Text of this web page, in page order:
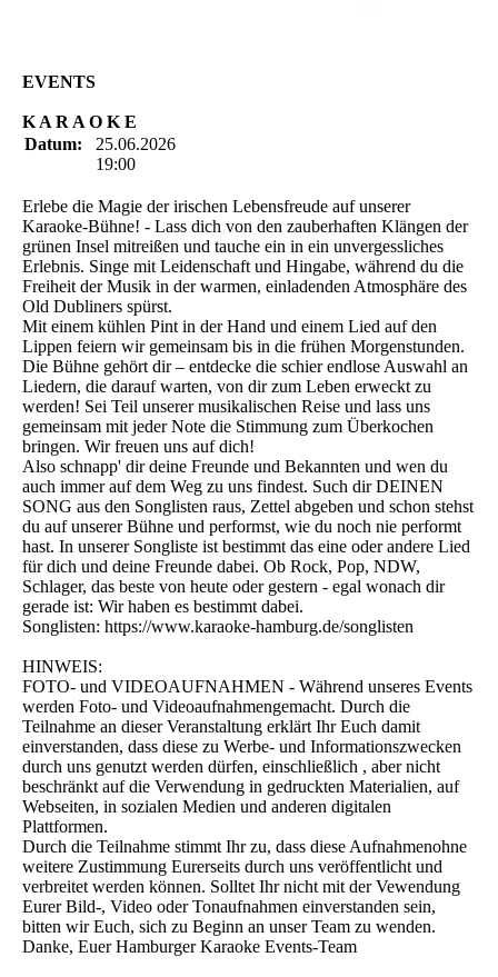
EVENTS
K A R A O K E
Datum:
25.06.2026
19:00
Erlebe die Magie der irischen Lebensfreude auf unserer
Karaoke-Bühne! - Lass dich von den zauberhaften Klängen der
grünen Insel mitreißen und tauche ein in ein unvergessliches
Erlebnis. Singe mit Leidenschaft und Hingabe, während du die
Freiheit der Musik in der warmen, einladenden Atmosphäre des
Old Dubliners spürst.
Mit einem kühlen Pint in der Hand und einem Lied auf den
Lippen feiern wir gemeinsam bis in die frühen Morgenstunden.
Die Bühne gehört dir – entdecke die schier endlose Auswahl an
Liedern, die darauf warten, von dir zum Leben erweckt zu
werden! Sei Teil unserer musikalischen Reise und lass uns
gemeinsam mit jeder Note die Stimmung zum Überkochen
bringen. Wir freuen uns auf dich!
Also schnapp' dir deine Freunde und Bekannten und wen du
auch immer auf dem Weg zu uns findest. Such dir DEINEN
SONG aus den Songlisten raus, Zettel abgeben und schon stehst
du auf unserer Bühne und performst, wie du noch nie performt
hast. In unserer Songliste ist bestimmt das eine oder andere Lied
für dich und deine Freunde dabei. Ob Rock, Pop, NDW,
Schlager, das beste von heute oder gestern - egal wonach dir
gerade ist: Wir haben es bestimmt dabei.
Songlisten: https://www.karaoke-hamburg.de/songlisten
HINWEIS:
FOTO- und VIDEOAUFNAHMEN - Während unseres Events
werden Foto- und Videoaufnahmengemacht. Durch die
Teilnahme an dieser Veranstaltung erklärt Ihr Euch damit
einverstanden, dass diese zu Werbe- und Informationszwecken
durch uns genutzt werden dürfen, einschließlich , aber nicht
beschränkt auf die Verwendung in gedruckten Materialien, auf
Webseiten, in sozialen Medien und anderen digitalen
Plattformen.
Durch die Teilnahme stimmt Ihr zu, dass diese Aufnahmenohne
weitere Zustimmung Eurerseits durch uns veröffentlicht und
verbreitet werden können. Solltet Ihr nicht mit der Vewendung
Eurer Bild-, Video oder Tonaufnahmen einverstanden sein,
bitten wir Euch, sich zu Beginn an unser Team zu wenden.
Danke, Euer Hamburger Karaoke Events-Team